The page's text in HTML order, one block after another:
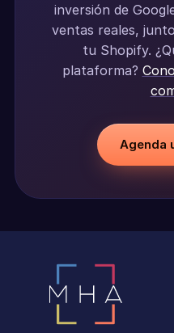
inversión de
ventas reales,
tu Shopify.
plataforma?
Agenda